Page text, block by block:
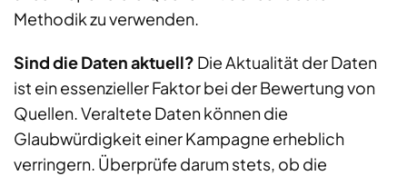
Methodik zu verwenden.
Sind die Daten aktuell? Die Aktualität der Daten
ist ein essenzieller Faktor bei der Bewertung von
Quellen. Veraltete Daten können die
Glaubwürdigkeit einer Kampagne erheblich
verringern. Überprüfe darum stets, ob die